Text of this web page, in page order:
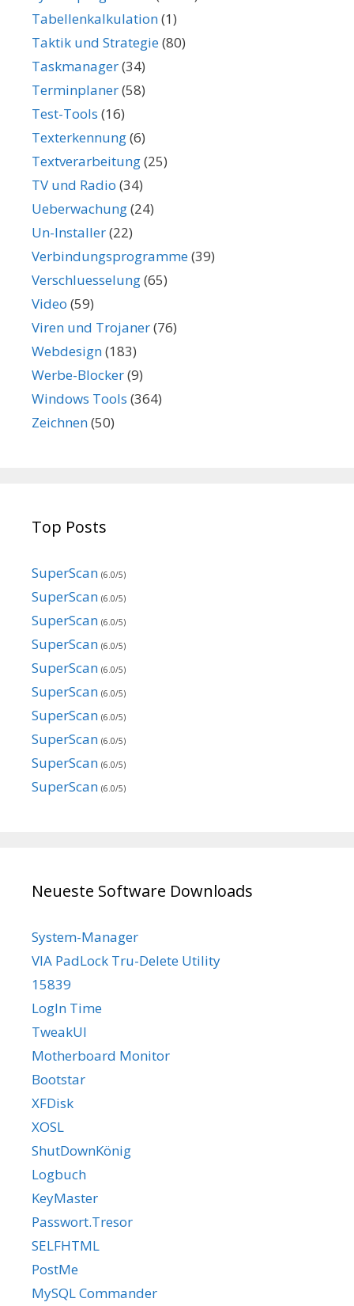
Tabellenkalkulation(1)
Taktik und Strategie(80)
Taskmanager(34)
Terminplaner(58)
Test-Tools (16)
Texterkennung(6)
Textverarbeitung(25)
TV und Radio (34)
Ueberwachung(24)
Un-Installer(22)
Verbindungsprogramme(39)
Verschluesselung(65)
Video (59)
Viren und Trojaner(76)
Webdesign(183)
Werbe-Blocker(9)
Windows Tools (364)
Zeichnen(50)
Top Posts
SuperScan (6.0/5)
SuperScan (6.0/5)
SuperScan (6.0/5)
SuperScan (6.0/5)
SuperScan (6.0/5)
SuperScan (6.0/5)
SuperScan (6.0/5)
SuperScan (6.0/5)
SuperScan (6.0/5)
SuperScan (6.0/5)
Neueste Software Downloads
System-Manager
VIA PadLock Tru-Delete Utility
15839
LogIn Time
TweakUI
Motherboard Monitor
Bootstar
XFDisk
XOSL
ShutDownKönig
Logbuch
KeyMaster
Passwort.Tresor
SELFHTML
PostMe
MySQL Commander